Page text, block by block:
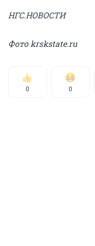
НГС.НОВОСТИ
Фото krskstate.ru
0 0